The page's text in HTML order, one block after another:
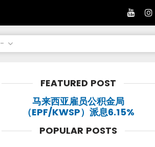
-
FEATURED POST
马来西亚雇员公积金局
（EPF/KWSP）派息6.15%
POPULAR POSTS